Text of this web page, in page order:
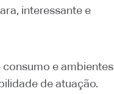
interessante e
e ambientes
de atuação.